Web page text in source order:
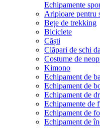
Echipamente
Aripioare pentru
Bețe de trekking
Biciclete
Căști
Clăpari de schi
Costume de
Kimono
Echipament de
Echipament de
Echipament de
Echipamente de
Echipament de
Echipament de